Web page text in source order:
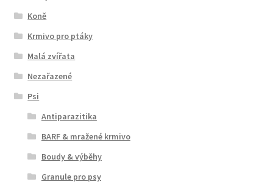
Koně
Krmivo pro ptáky
Malá zvířata
Nezařazené
Psi
Antiparazitika
BARF & mražené krmivo
Boudy & výběhy
Granule pro psy